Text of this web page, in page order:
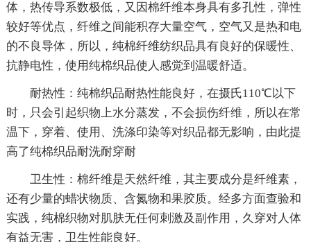
体，热传导系数极低，又因棉纤维本身具有多孔性，弹性
较好等优点，纤维之间能积存大量空气，空气又是热和电
的不良导体，所以，纯棉纤维纺织品具有良好的保暖性、
抗静电性，使用纯棉织品使人感觉到温暖舒适。
耐热性：纯棉织品耐热性能良好，在摄氏110℃以下
时，只会引起织物上水分蒸发，不会损伤纤维，所以在常
温下，穿着、使用、洗涤印染等对织品都无影响，由此提
高了纯棉织品耐洗耐穿耐
卫生性：棉纤维是天然纤维，其主要成分是纤维素，
还有少量的蜡状物质、含氮物和果胶质。经多方面查验和
实践，纯棉织物对肌肤无任何刺激及副作用，久穿对人体
有益无害，卫生性能良好。